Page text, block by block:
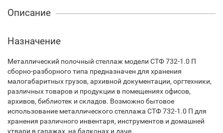
Описание
Назначение
Металлический полочный стеллаж модели СТФ 732-1.0 П
сборно-разборного типа предназначен для хранения
малогабаритных грузов, архивной документации, оргтехники,
различных товаров и продукции в помещениях офисов,
архивов, библиотек и складов. Возможно бытовое
использование металлического стеллажа СТФ 732-1.0 П для
хранения различного инвентаря, инструментов и домашней
утвари в гаражах, на балконах и даче.